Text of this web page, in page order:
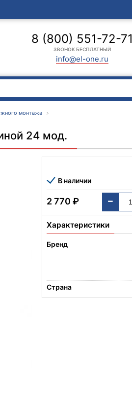
8 (800) 551-72-71
ЗВОНОК БЕСПЛАТНЫЙ
info@el-one.ru
монтажа
24 мод.
В наличии
2 770 ₽ -
Характеристики
Бренд
Страна